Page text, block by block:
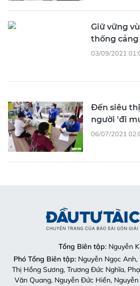
Giữ vững
thống cảng
03/09/2021
Đến siêu
người 'đi
06/07/2021
Tổng Biên tập: Nguyễn
Phó Tổng Biên tập:Nguyễn Ngọc Anh,
Thị Hồng Sương, Trương Đức Nghĩa,
Văn Quang, Nguyễn Đức Hiển,